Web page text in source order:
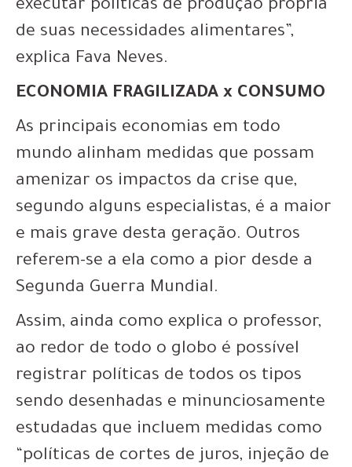
executar políticas de produção própria
de suas necessidades alimentares”,
explica Fava Neves.
ECONOMIA FRAGILIZADA x CONSUMO
As principais economias em todo
mundo alinham medidas que possam
amenizar os impactos da crise que,
segundo alguns especialistas, é a maior
e mais grave desta geração. Outros
referem-se a ela como a pior desde a
Segunda Guerra Mundial.
Assim, ainda como explica o professor,
ao redor de todo o globo é possível
registrar políticas de todos os tipos
sendo desenhadas e minunciosamente
estudadas que incluem medidas como
“políticas de cortes de juros, injeção de